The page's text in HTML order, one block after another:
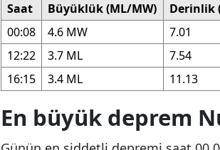
Saat Büyüklük (ML/MW) Derinlik
00:08
4.6 MW 7.01
12:22
3.7 ML 7.54
16:15
3.4 ML 11.13
En büyük deprem